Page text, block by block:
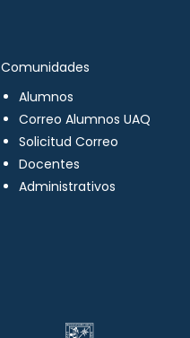
Comunidades
Alumnos
Correo Alumnos UAQ
Solicitud Correo
Docentes
Administrativos